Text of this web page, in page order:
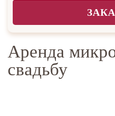
Аренда
свадьбу